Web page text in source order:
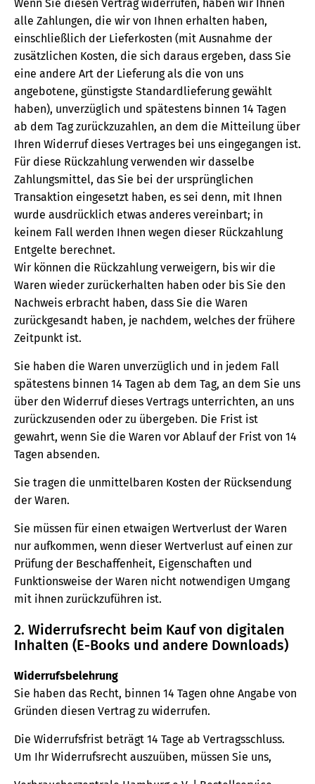
Wenn Sie diesen Vertrag widerrufen, haben wir Ihnen
alle Zahlungen, die wir von Ihnen erhalten haben,
einschließlich der Lieferkosten (mit Ausnahme der
zusätzlichen Kosten, die sich daraus ergeben, dass Sie
eine andere Art der Lieferung als die von uns
angebotene, günstigste Standardlieferung gewählt
haben), unverzüglich und spätestens binnen 14 Tagen
ab dem Tag zurückzuzahlen, an dem die Mitteilung über
Ihren Widerruf dieses Vertrages bei uns eingegangen ist.
Für diese Rückzahlung verwenden wir dasselbe
Zahlungsmittel, das Sie bei der ursprünglichen
Transaktion eingesetzt haben, es sei denn, mit Ihnen
wurde ausdrücklich etwas anderes vereinbart; in
keinem Fall werden Ihnen wegen dieser Rückzahlung
Entgelte berechnet.
Wir können die Rückzahlung verweigern, bis wir die
Waren wieder zurückerhalten haben oder bis Sie den
Nachweis erbracht haben, dass Sie die Waren
zurückgesandt haben, je nachdem, welches der frühere
Zeitpunkt ist.
Sie haben die Waren unverzüglich und in jedem Fall
spätestens binnen 14 Tagen ab dem Tag, an dem Sie uns
über den Widerruf dieses Vertrags unterrichten, an uns
zurückzusenden oder zu übergeben. Die Frist ist
gewahrt, wenn Sie die Waren vor Ablauf der Frist von 14
Tagen absenden.
Sie tragen die unmittelbaren Kosten der Rücksendung
der Waren.
Sie müssen für einen etwaigen Wertverlust der Waren
nur aufkommen, wenn dieser Wertverlust auf einen zur
Prüfung der Beschaffenheit, Eigenschaften und
Funktionsweise der Waren nicht notwendigen Umgang
mit ihnen zurückzuführen ist.
2. Widerrufsrecht beim Kauf von digitalen
Inhalten (E-Books und andere Downloads)
Widerrufsbelehrung
Sie haben das Recht, binnen 14 Tagen ohne Angabe von
Gründen diesen Vertrag zu widerrufen.
Die Widerrufsfrist beträgt 14 Tage ab Vertragsschluss.
Um Ihr Widerrufsrecht auszuüben, müssen Sie uns,